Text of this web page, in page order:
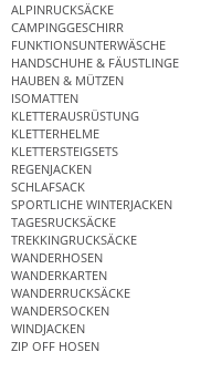
ALPINRUCKSÄCKE
CAMPINGGESCHIRR
FUNKTIONSUNTERWÄSCHE
HANDSCHUHE & FÄUSTLINGE
HAUBEN & MÜTZEN
ISOMATTEN
KLETTERAUSRÜSTUNG
KLETTERHELME
KLETTERSTEIGSETS
REGENJACKEN
SCHLAFSACK
SPORTLICHE WINTERJACKEN
TAGESRUCKSÄCKE
TREKKINGRUCKSÄCKE
WANDERHOSEN
WANDERKARTEN
WANDERRUCKSÄCKE
WANDERSOCKEN
WINDJACKEN
ZIP OFF HOSEN